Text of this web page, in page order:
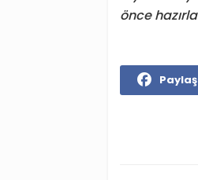
önce
Paylaş